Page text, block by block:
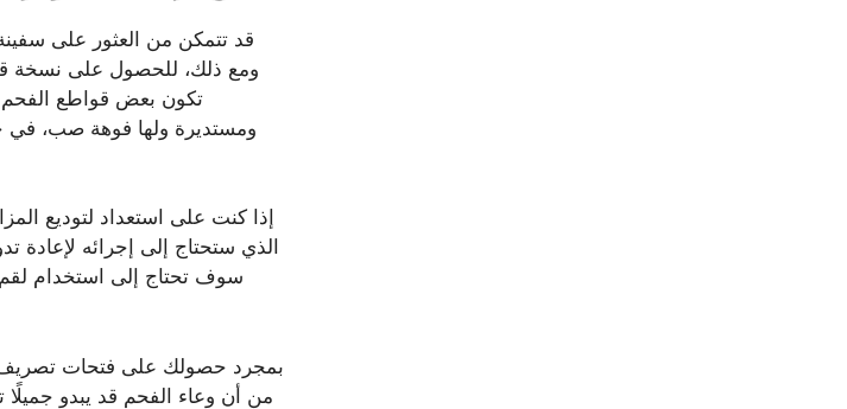
قد تتمكن من العثور على
ومستديرة ولها فوهة صب، في
إذا كنت على استعداد لتوديع
الذي ستحتاج إلى إجرائه لإعادة
سوف تحتاج إلى استخدام لقم
بمجرد حصولك على فتحات تصريف،
من أن وعاء الفحم قد يبدو